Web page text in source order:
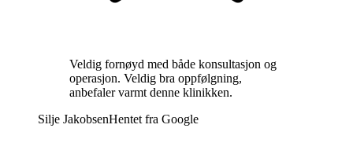
Veldig fornøyd med både konsultasjon og
operasjon. Veldig bra oppfølgning,
anbefaler varmt denne klinikken.
Silje JakobsenHentet fra Google